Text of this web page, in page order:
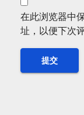
在此浏览器中
址，以便下次